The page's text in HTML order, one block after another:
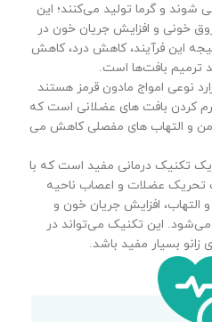
و گرما تولید می‌کنند؛ این
خونی و افزایش جریان خون در
این فرآیند، کاهش درد، کاهش
ترمیم بافت‌ها است.
نوعی امواج مادون قرمز هستند
کردن بافت های عضلانی است که
و التهاب های مفصلی کاهش می
تکنیک درمانی مفید است که با
عضلات و اعصاب ناحیه
افزایش جریان خون و
این تکنیک می‌تواند در
بسیار مفید باشد.